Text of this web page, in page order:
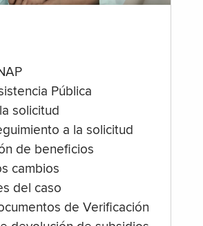
Pública
solicitud
a la solicitud
de beneficios
cambios
del caso
de Verificación